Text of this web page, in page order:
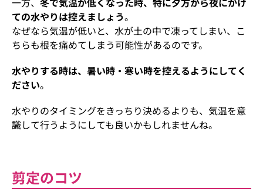
ての水やりは控えましょう。
なぜなら気温が低いと、水が土の中で凍ってしまい、こ
ちらも根を痛めてしまう可能性があるのです。
水やりする時は、暑い時・寒い時を控えるようにしてく
ださい。
水やりのタイミングをきっちり決めるよりも、気温を意
識して行うようにしても良いかもしれませんね。
剪定のコツ